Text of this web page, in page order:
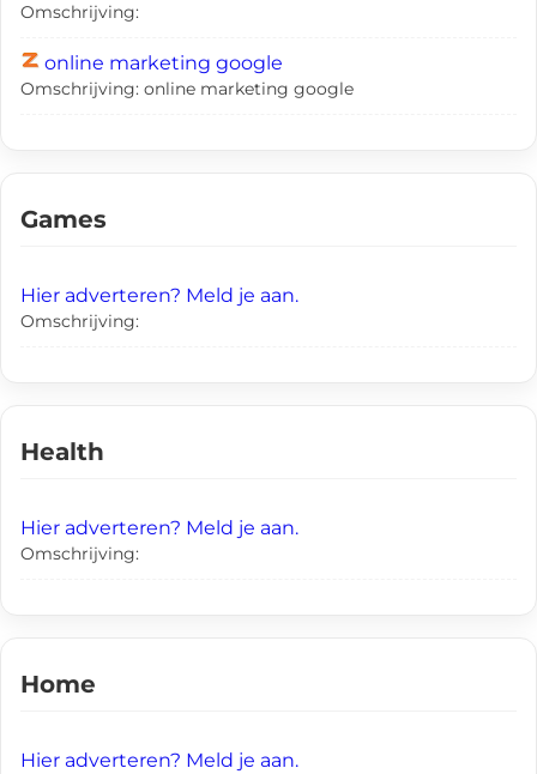
Omschrijving:
online marketing google
Omschrijving: online marketing google
Games
Hier adverteren? Meld je aan.
Omschrijving:
Health
Hier adverteren? Meld je aan.
Omschrijving:
Home
Hier adverteren? Meld je aan.